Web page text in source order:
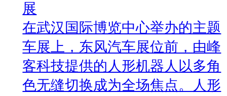
展
在武汉国际博览中心举办的主题
车展上，东风汽车展位前，由峰
客科技提供的人形机器人以多角
色无缝切换成为全场焦点。人形